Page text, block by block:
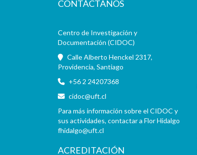
CONTÁCTANOS
Centro de Investigación y
Documentación (CIDOC)
Calle Alberto Henckel 2317,
Providencia, Santiago
+56 2 24207368
cidoc@uft.cl
Para más información sobre el CIDOC y
sus actividades, contactar a Flor Hidalgo
fhidalgo@uft.cl
ACREDITACIÓN